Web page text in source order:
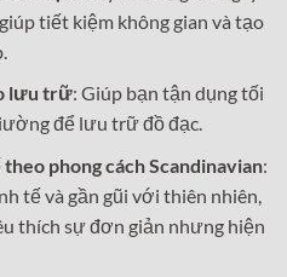
tiết kiệm không gian và tạo
lưu trữ: Giúp bạn tận dụng tối
để lưu trữ đồ đạc.
phong cách Scandinavian:
tế và gần gũi với thiên nhiên,
thích sự đơn giản nhưng hiện